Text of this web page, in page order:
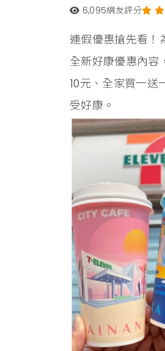
6,095網友評分
連假優惠搶先看！
全新好康優惠內
10元、全家買一
受好康。